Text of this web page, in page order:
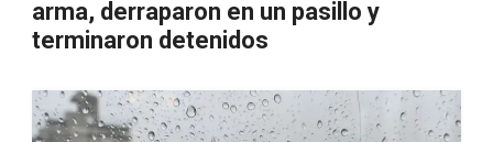
arma, derraparon en un pasillo y
terminaron detenidos